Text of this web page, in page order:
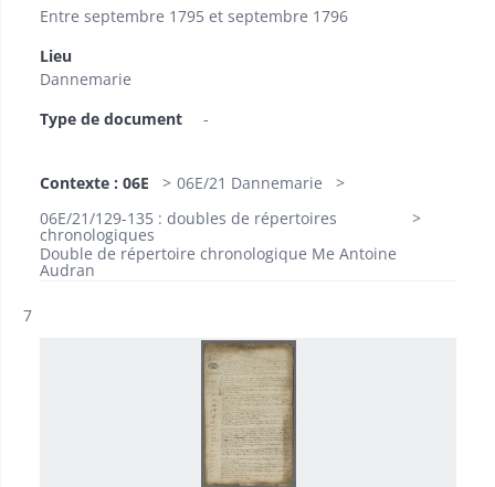
Entre septembre 1795 et septembre 1796
Lieu
Dannemarie
Type de document
-
Contexte : 06E
06E/21 Dannemarie
06E/21/129-135 : doubles de répertoires
chronologiques
Double de répertoire chronologique Me Antoine
Audran
Résultat n°
7